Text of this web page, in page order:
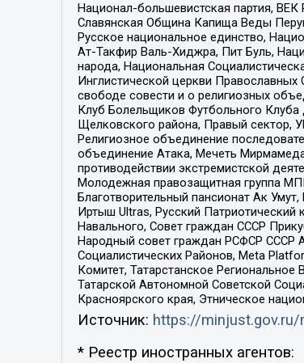
Национал-большевистская партия,
Славянская Община Капища Веды
Русское национальное единство,
Ат-Такфир Валь-Хиджра, Пит Буль,
народа, Национальная
Инглистической церкви
свободе совести и о религиозных
Клуб Болельщиков Футбольного Клуба
Щелковского района, Правый сектор,
Религиозное объединение
объединение Атака, Мечеть
противодействии экстремистской
Молодежная правозащитная группа
Благотворительный пансионат Ак
Иртыш Ultras, Русский
Навального, Совет граждан СССР
Народный совет граждан РСФСР СССР
Социалистических Районов, Meta
Комитет, Татарстанское
Татарской Автономной Советской
Красноярского края, Этническое
Источник: https://
* Реестр иностранных агентов: